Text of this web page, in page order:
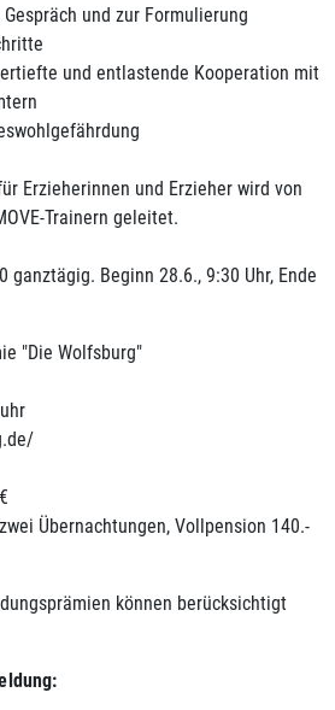
und zur Formulierung
und entlastende Kooperation mit
Erzieherinnen und Erzieher wird von
Trainern geleitet.
ganztägig. Beginn 28.6., 9:30 Uhr, Ende
"Die Wolfsburg"
Übernachtungen, Vollpension 140.-
können berücksichtigt